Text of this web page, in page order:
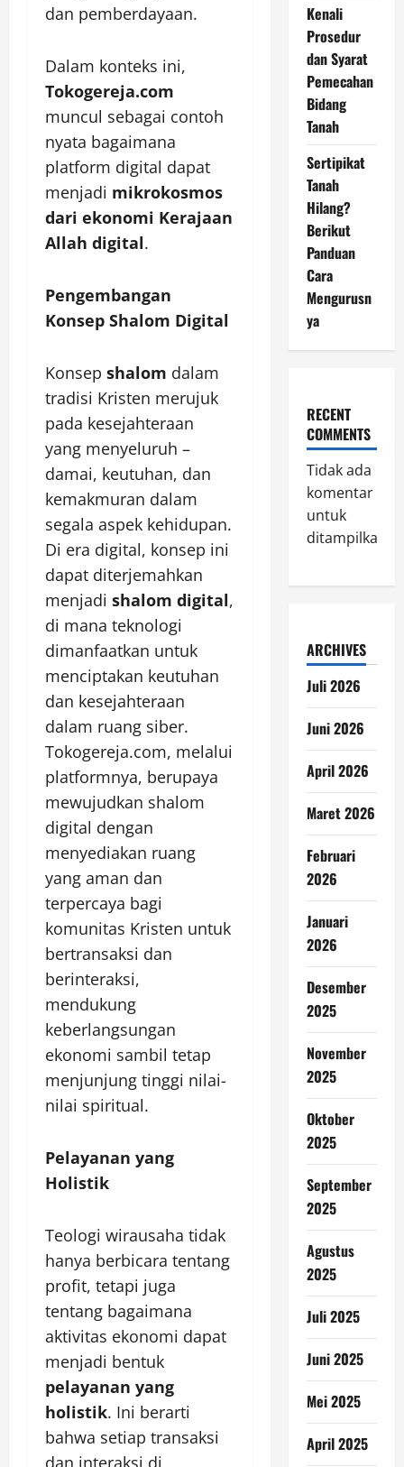
dan pemberdayaan.
Dalam konteks ini,
Tokogereja.com
muncul sebagai contoh
nyata bagaimana
platform digital dapat
menjadi mikrokosmos
dari ekonomi Kerajaan
Allah digital.
Pengembangan
Konsep Shalom Digital
Konsep shalom dalam
tradisi Kristen merujuk
pada kesejahteraan
yang menyeluruh –
damai, keutuhan, dan
kemakmuran dalam
segala aspek kehidupan.
Di era digital, konsep ini
dapat diterjemahkan
menjadi shalom digital,
di mana teknologi
dimanfaatkan untuk
menciptakan keutuhan
dan kesejahteraan
dalam ruang siber.
Tokogereja.com, melalui
platformnya, berupaya
mewujudkan shalom
digital dengan
menyediakan ruang
yang aman dan
terpercaya bagi
komunitas Kristen untuk
bertransaksi dan
berinteraksi,
mendukung
keberlangsungan
ekonomi sambil tetap
menjunjung tinggi nilai-
nilai spiritual.
Pelayanan yang
Holistik
Teologi wirausaha tidak
hanya berbicara tentang
profit, tetapi juga
tentang bagaimana
aktivitas ekonomi dapat
menjadi bentuk
pelayanan yang
holistik. Ini berarti
bahwa setiap transaksi
dan interaksi di
Kenali
Prosedur
dan Syarat
Pemecahan
Bidang
Tanah
Sertipikat
Tanah
Hilang?
Berikut
Panduan
Cara
Mengurusn
ya
RECENT
COMMENTS
Tidak ada
komentar
untuk
ditampilkan.
ARCHIVES
Juli 2026
Juni 2026
April 2026
Maret 2026
Februari
2026
Januari
2026
Desember
2025
November
2025
Oktober
2025
September
2025
Agustus
2025
Juli 2025
Juni 2025
Mei 2025
April 2025